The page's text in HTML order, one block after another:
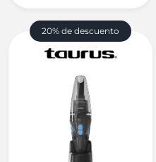
20% de descuento